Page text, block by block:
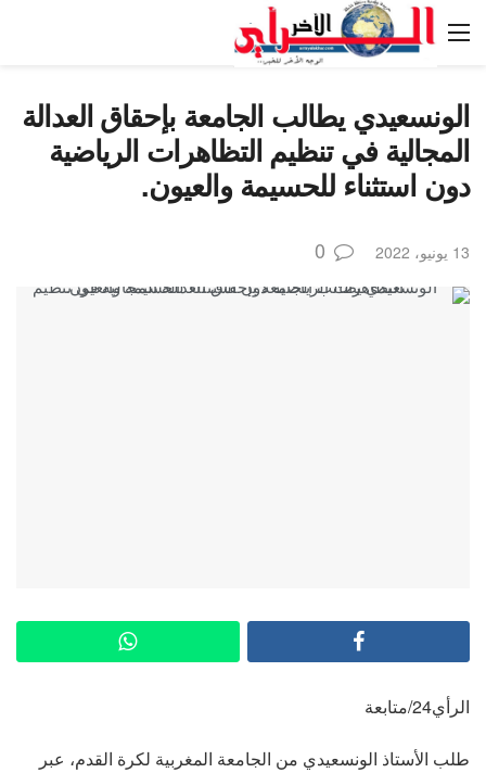
الونسعيدي يطالب الجامعة بإحقاق العدالة
المجالية في تنظيم التظاهرات الرياضية
دون استثناء للحسيمة والعيون.
13 يونيو، 2022 0
الرأي24/متابعة
طلب الأستاذ الونسعيدي من الجامعة المغربية لكرة القدم، عبر